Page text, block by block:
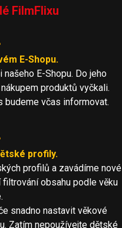
FilmFlixu
E-Shopu.
E-Shopu. Do jeho
produktů vyčkali.
budeme včas informovat.
profily.
profilů a zavádíme nové
obsahu podle věku
snadno nastavit věkové
Zatím nepoužívejte dětské